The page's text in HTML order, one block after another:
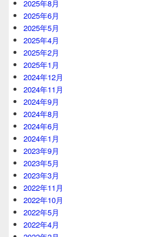
2025年8月
2025年6月
2025年5月
2025年4月
2025年2月
2025年1月
2024年12月
2024年11月
2024年9月
2024年8月
2024年6月
2024年1月
2023年9月
2023年5月
2023年3月
2022年11月
2022年10月
2022年5月
2022年4月